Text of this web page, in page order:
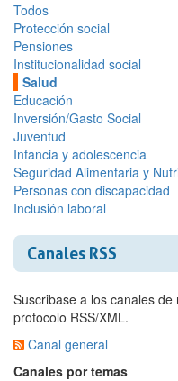
Todos
Protección social
Pensiones
Institucionalidad social
Salud
Educación
Inversión/Gasto Social
Juventud
Infancia y adolescencia
Seguridad Alimentaria y
Personas con discapacidad
Inclusión laboral
Canales RSS
Suscribase a los canales
protocolo RSS/XML.
Canal general
Canales por temas